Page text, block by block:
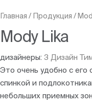
Главная / Продукция /
Mody Lika
дизайнеры: З Дизайн
Это очень удобно с его
спинкой и
небольших приемных